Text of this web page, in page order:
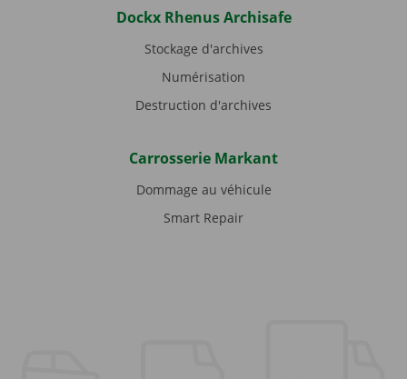
Dockx Rhenus Archisafe
Stockage d'archives
Numérisation
Destruction d'archives
Carrosserie Markant
Dommage au véhicule
Smart Repair